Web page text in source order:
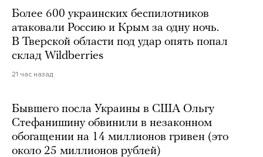
Более 600 украинских беспилотников
атаковали Россию и Крым за одну ночь.
В Тверской области под удар опять попал
склад Wildberries
21 час назад
Бывшего посла Украины в США Ольгу
Стефанишину обвинили в незаконном
обогащении на 14 миллионов гривен (это
около 25 миллионов рублей)